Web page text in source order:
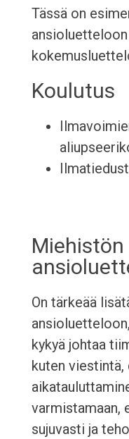
Tässä on
Koulutus
On tärkeää
kykyä johtaa
kuten viestintä,
varmistamaan,
sujuvasti ja